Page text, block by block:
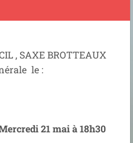
, SAXE BROTTEAUX
le :
21 mai à 18h30